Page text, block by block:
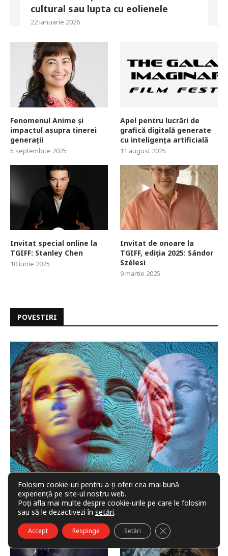
cultural sau lupta cu eolienele
22 ianuarie 2026
Fenomenul Anime și
impactul asupra tinerei
generații
5 septembrie 2025
Apel pentru lucrări de
grafică digitală generate
cu inteligența artificială
11 august 2025
Invitat special online la
TGIFF: Stanley Chen
10 iunie 2025
Invitat de onoare la
TGIFF, ediția 2025: Sándor
Szélesi
9 martie 2025
POVESTIRI
Efectul Penrose
Folosim cookie-uri pentru a-ți oferi cea mai bună
experiență pe site-ul nostru web.
Poți afla mai multe despre cookie-urile pe care le folosim
sau să le dezactivezi în setări.
Accept Respinge Setări CLOSE GDPR